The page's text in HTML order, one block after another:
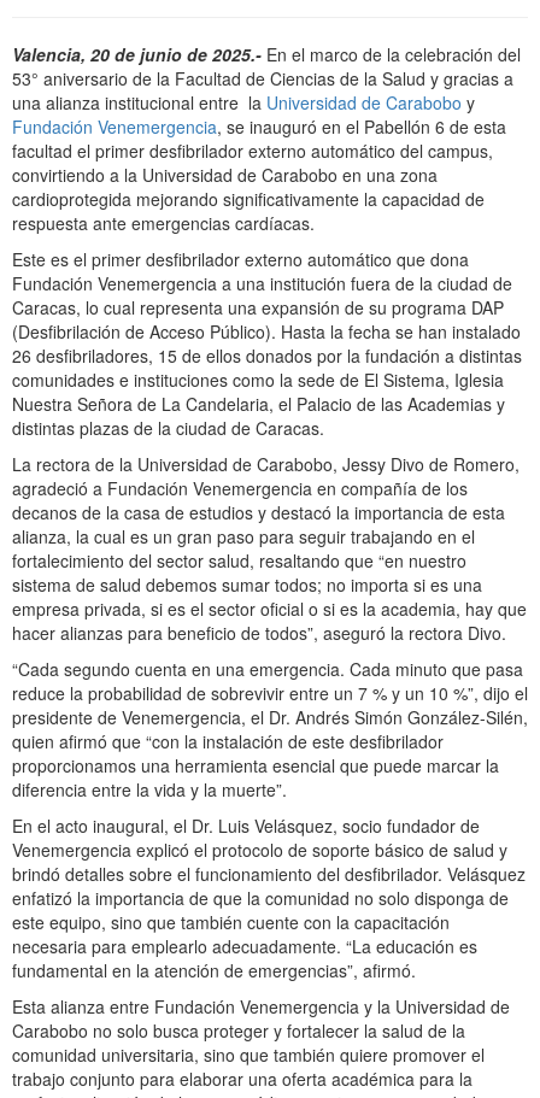
Valencia, 20 de junio de 2025.- En el marco de la celebración del
53° aniversario de la Facultad de Ciencias de la Salud y gracias a
una alianza institucional entre la Universidad de Carabobo y
Fundación Venemergencia, se inauguró en el Pabellón 6 de esta
facultad el primer desfibrilador externo automático del campus,
convirtiendo a la Universidad de Carabobo en una zona
cardioprotegida mejorando significativamente la capacidad de
respuesta ante emergencias cardíacas.
Este es el primer desfibrilador externo automático que dona
Fundación Venemergencia a una institución fuera de la ciudad de
Caracas, lo cual representa una expansión de su programa DAP
(Desfibrilación de Acceso Público). Hasta la fecha se han instalado
26 desfibriladores, 15 de ellos donados por la fundación a distintas
comunidades e instituciones como la sede de El Sistema, Iglesia
Nuestra Señora de La Candelaria, el Palacio de las Academias y
distintas plazas de la ciudad de Caracas.
La rectora de la Universidad de Carabobo, Jessy Divo de Romero,
agradeció a Fundación Venemergencia en compañía de los
decanos de la casa de estudios y destacó la importancia de esta
alianza, la cual es un gran paso para seguir trabajando en el
fortalecimiento del sector salud, resaltando que “en nuestro
sistema de salud debemos sumar todos; no importa si es una
empresa privada, si es el sector oficial o si es la academia, hay que
hacer alianzas para beneficio de todos”, aseguró la rectora Divo.
“Cada segundo cuenta en una emergencia. Cada minuto que pasa
reduce la probabilidad de sobrevivir entre un 7 % y un 10 %”, dijo el
presidente de Venemergencia, el Dr. Andrés Simón González-Silén,
quien afirmó que “con la instalación de este desfibrilador
proporcionamos una herramienta esencial que puede marcar la
diferencia entre la vida y la muerte”.
En el acto inaugural, el Dr. Luis Velásquez, socio fundador de
Venemergencia explicó el protocolo de soporte básico de salud y
brindó detalles sobre el funcionamiento del desfibrilador. Velásquez
enfatizó la importancia de que la comunidad no solo disponga de
este equipo, sino que también cuente con la capacitación
necesaria para emplearlo adecuadamente. “La educación es
fundamental en la atención de emergencias”, afirmó.
Esta alianza entre Fundación Venemergencia y la Universidad de
Carabobo no solo busca proteger y fortalecer la salud de la
comunidad universitaria, sino que también quiere promover el
trabajo conjunto para elaborar una oferta académica para la